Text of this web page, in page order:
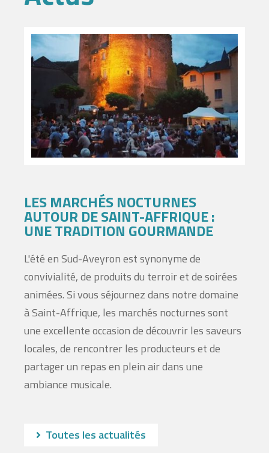
LES MARCHÉS NOCTURNES
AUTOUR DE SAINT-AFFRIQUE :
UNE TRADITION GOURMANDE
L'été en Sud-Aveyron est synonyme de
convivialité, de produits du terroir et de soirées
animées. Si vous séjournez dans notre domaine
à Saint-Affrique, les marchés nocturnes sont
une excellente occasion de découvrir les saveurs
locales, de rencontrer les producteurs et de
partager un repas en plein air dans une
ambiance musicale.
Toutes les actualités